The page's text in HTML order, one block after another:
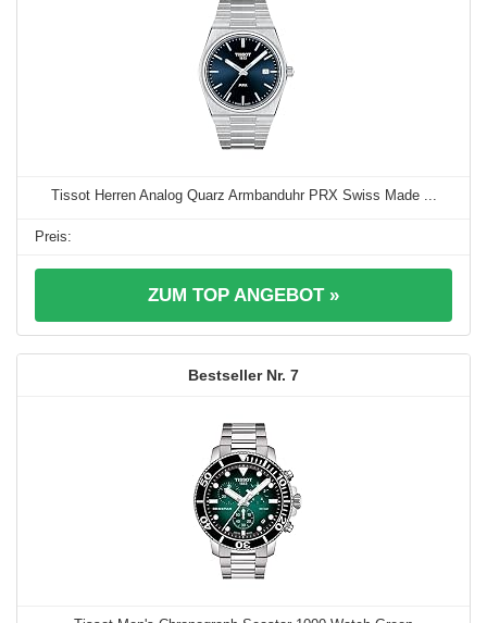
Tissot Herren Analog Quarz Armbanduhr PRX Swiss Made ...
ZUM TOP ANGEBOT »
7